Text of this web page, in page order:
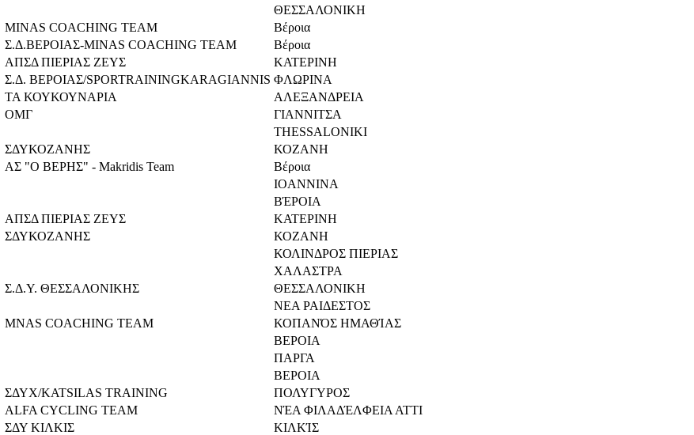
ΘΕΣΣΑΛΟΝΙΚΗ
MINAS COACHING TEAM
Βέροια
Σ.Δ.ΒΕΡΟΙΑΣ-MINAS COACHING TEAM
Βέροια
ΑΠΣΔ ΠΙΕΡΙΑΣ ΖΕΥΣ
ΚΑΤΕΡΙΝΗ
Σ.Δ. ΒΕΡΟΙΑΣ/SPORTRAININGKARAGIANNIS ΦΛΩΡΙΝΑ
ΤΑ ΚΟΥΚΟΥΝΑΡΙΑ
AΛΕΞΑΝΔΡΕΙΑ
ΟΜΓ
ΓΙΑΝΝΙΤΣΑ
THESSALONIKI
ΣΔΥΚΟΖΑΝΗΣ
ΚΟΖΑΝΗ
ΑΣ "Ο ΒΕΡΗΣ" - Makridis Team
Βέροια
IOANNINA
ΒΈΡΟΙΑ
ΑΠΣΔ ΠΙΕΡΙΑΣ ΖΕΥΣ
ΚΑΤΕΡΙΝΗ
ΣΔΥΚΟΖΑΝΗΣ
ΚΟΖΑΝΗ
ΚΟΛΙΝΔΡΟΣ ΠΙΕΡΙΑΣ
ΧΑΛΑΣΤΡΑ
Σ.Δ.Υ. ΘΕΣΣΑΛΟΝΙΚΗΣ
ΘΕΣΣΑΛΟΝΙΚΗ
ΝΕΑ ΡΑΙΔΕΣΤΟΣ
MNAS COACHING TEAM
ΚΟΠΑΝΌΣ ΗΜΑΘΊΑΣ
ΒΕΡΟΙΑ
ΠΑΡΓΑ
ΒΕΡΟΙΑ
ΣΔΥΧ/KATSILAS TRAINING
ΠΟΛΥΓΥΡΟΣ
ALFA CYCLING TEAM
ΝΈΑ ΦΙΛΑΔΈΛΦΕΙΑ ΑΤΤΙ
ΣΔΥ ΚΙΛΚΙΣ
ΚΙΛΚΊΣ